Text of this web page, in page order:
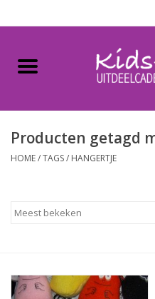
Home
Gevulde capsules & mixen
Maandaanbieding
Lege capsules
Producten getagd
HOME/TAGS/ HANGERTJE